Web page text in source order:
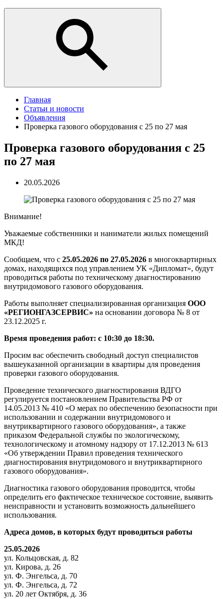
Главная
Статьи и новости
Объявления
Проверка газового оборудования с 25 по 27 мая
Проверка газового оборудования с 25
по 27 мая
20.05.2026
Внимание!
Уважаемые собственники и наниматели жилых помещений
МКД!
Сообщаем, что с 25.05.2026 по 27.05.2026 в многоквартирных
домах, находящихся под управлением УК «Дипломат», будут
проводиться работы по техническому диагностированию
внутридомового газового оборудования.
Работы выполняет специализированная организация ООО
«РЕГИОНГАЗСЕРВИС» на основании договора № 8 от
23.12.2025 г.
Время проведения работ: с 10:30 до 18:30.
Просим вас обеспечить свободный доступ специалистов
вышеуказанной организации в квартиры для проведения
проверки газового оборудования.
Проведение технического диагностирования ВДГО
регулируется постановлением Правительства РФ от
14.05.2013 № 410 «О мерах по обеспечению безопасности при
использовании и содержании внутридомового и
внутриквартирного газового оборудования», а также
приказом Федеральной службы по экологическому,
технологическому и атомному надзору от 17.12.2013 № 613
«Об утверждении Правил проведения технического
диагностирования внутридомового и внутриквартирного
газового оборудования».
Диагностика газового оборудования проводится, чтобы
определить его фактическое техническое состояние, выявить
неисправности и установить возможность дальнейшего
использования.
Адреса домов, в которых будут проводиться работы
25.05.2026
ул. Кольцовская, д. 82
ул. Кирова, д. 26
ул. Ф. Энгельса, д. 70
ул. Ф. Энгельса, д. 72
ул. 20 лет Октября, д. 36